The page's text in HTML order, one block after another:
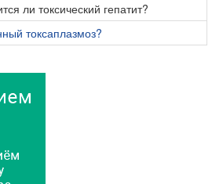
ли токсический гепатит?
токсаплазмоз?